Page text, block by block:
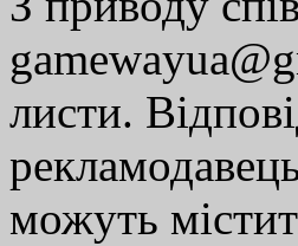
листи.
можуть